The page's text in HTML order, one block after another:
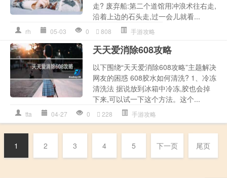
走? 废弃船:第二个道馆用冲浪术往右走,
沿着上边的石头走,过一会儿就看...
rh 05-03 0 808 手游攻略
天天爱消除608攻略
以下围绕“天天爱消除608攻略”主题解决
网友的困惑 608胶水如何清洗? 1、冷冻
清洗法 据说放到冰箱中冷冻,胶也会掉
下来,可以试一下这个方法。这个...
tta 04-27 0 228 手游攻略
1 2 3 4 5 下一页 尾页